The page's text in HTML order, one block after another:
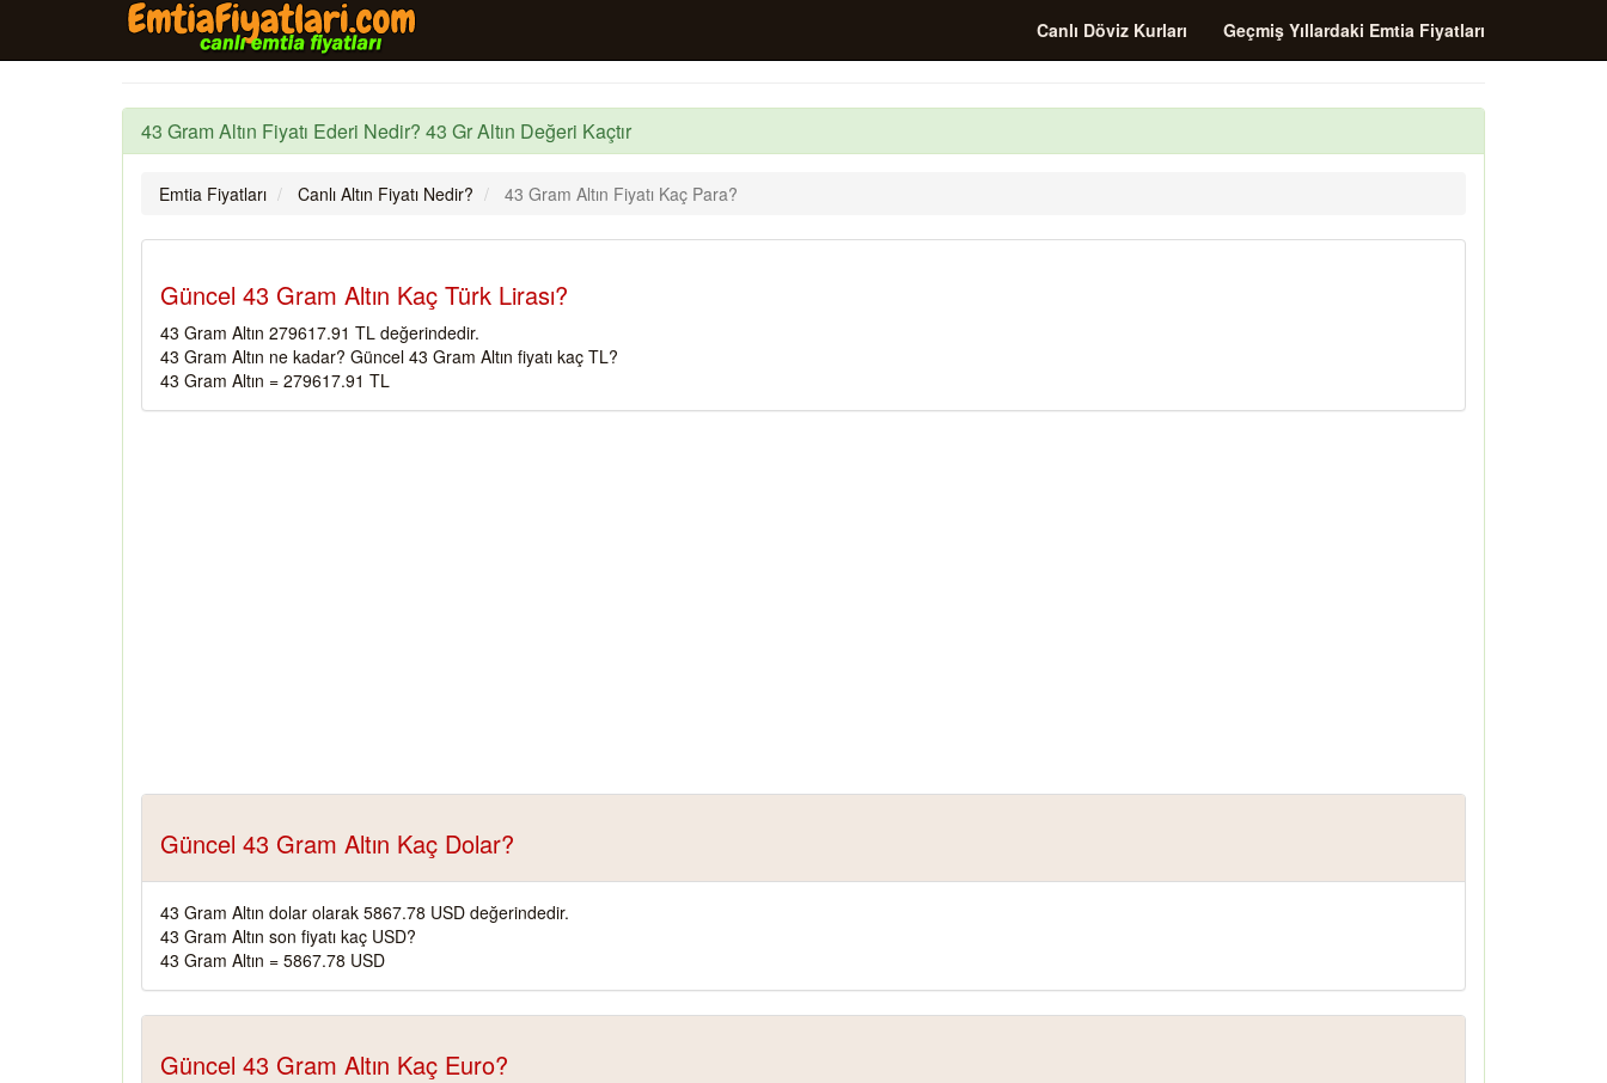
Canlı Döviz Kurları Geçmiş Yıllardaki Emtia Fiyatları
43 Gram Altın Fiyatı Ederi Nedir? 43 Gr Altın Değeri Kaçtır
Emtia Fiyatları Canlı Altın Fiyatı Nedir? 43 Gram Altın Fiyatı Kaç Para?
Güncel 43 Gram Altın Kaç Türk Lirası?
43 Gram Altın 279617.91 TL değerindedir.
43 Gram Altın ne kadar? Güncel 43 Gram Altın fiyatı kaç TL?
43 Gram Altın = 279617.91 TL
Güncel 43 Gram Altın Kaç Dolar?
43 Gram Altın dolar olarak 5867.78 USD değerindedir.
43 Gram Altın son fiyatı kaç USD?
43 Gram Altın = 5867.78 USD
Güncel 43 Gram Altın Kaç Euro?